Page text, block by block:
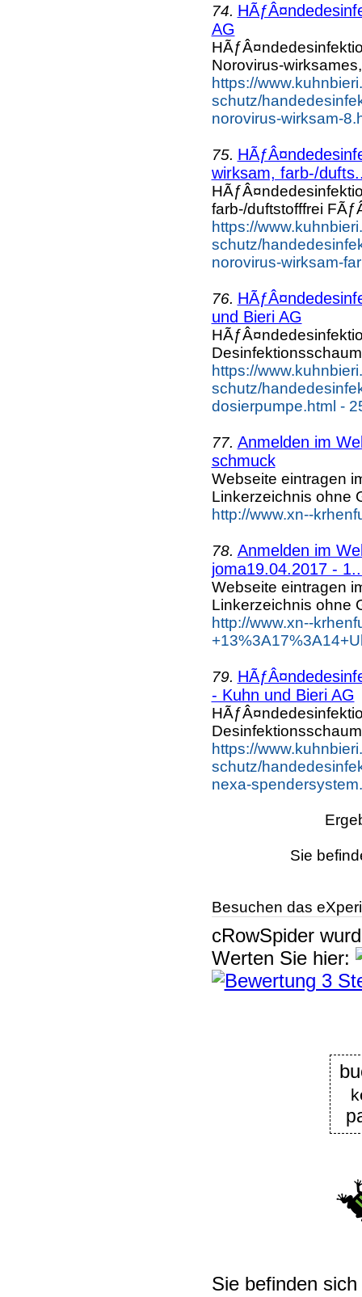
74.
AG
Norovirus-
https://
schutz/
norovirus-wirksam-
75.
wirksam, farb-/
farb-/duftstofffrei
https://
schutz/
norovirus-wirksam-
76.
und Bieri AG
https://
schutz/
dosierpumpe.html -
77. Anmelden im
schmuck
Webseite eintragen
Linkerzeichnis ohne
http://www.xn--
78. Anmelden im
joma19.04.2017 -
Webseite eintragen
Linkerzeichnis ohne
http://www.xn--
79.
- Kuhn und Bieri AG
https://
schutz/
nexa-
Sie
Besuchen das
cRowSpider
Werten Sie hier:
Sie befinden